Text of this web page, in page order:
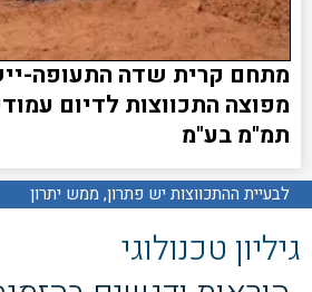
מתחם קרית שדה התעופה-
מפוצה התכווצות לדיום
תמ"מ בע"מ
לבעיית ההתכווצות יש פתרון, ממש יתרון
גיליון טכנולוגי